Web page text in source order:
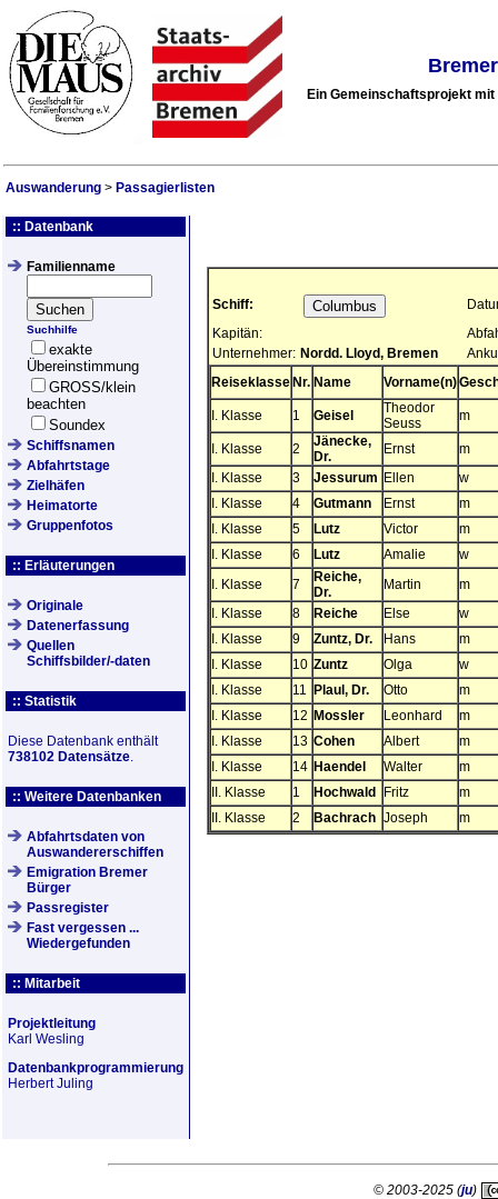
Ein Gemeinschaftsprojekt
Auswanderung > Passagierlisten
:: Datenbank
Familienname
Suchhilfe
exakte
Übereinstimmung
GROSS/klein
beachten
Soundex
Schiffsnamen
Abfahrtstage
Zielhäfen
Heimatorte
Gruppenfotos
:: Erläuterungen
Originale
Datenerfassung
Quellen
Schiffsbilder/-daten
:: Statistik
Diese Datenbank enthält
738102 Datensätze.
:: Weitere Datenbanken
Abfahrtsdaten von
Auswandererschiffen
Emigration Bremer
Bürger
Passregister
Fast vergessen ...
Wiedergefunden
:: Mitarbeit
Projektleitung
Karl Wesling
Datenbankprogrammierung
Herbert Juling
Schiff:
Kapitän:
Unternehmer: Nordd. Lloyd, Bremen
Reiseklasse Nr. Name Vorname(n)
I. Klasse 1 Geisel
Theodor
Seuss
m
I. Klasse 2
Jänecke,
Dr.
Ernst
m
I. Klasse
3 Jessurum Ellen
w
I. Klasse
4 Gutmann Ernst
m
I. Klasse
5 Lutz Victor
m
I. Klasse
6 Lutz Amalie
w
I. Klasse
7
Reiche,
Dr.
Martin
m
I. Klasse
8 Reiche Else
w
I. Klasse
9 Zuntz, Dr. Hans
m
I. Klasse
10 Zuntz Olga
w
I. Klasse
11 Plaul, Dr. Otto
m
I. Klasse
12 Mossler Leonhard
m
I. Klasse
13 Cohen Albert
m
I. Klasse
14 Haendel Walter
m
II. Klasse
1 Hochwald Fritz
m
II. Klasse
2 Bachrach Joseph m
© 2003-2025 (ju)